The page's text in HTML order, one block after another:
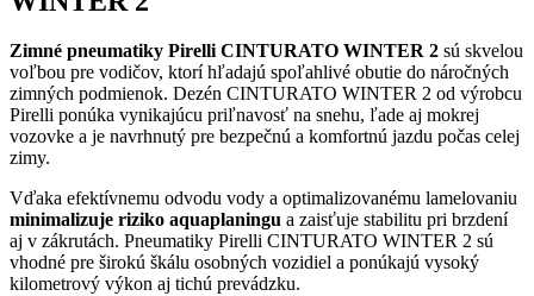
Zimné pneumatiky Pirelli CINTURATO WINTER 2 sú skvelou
voľbou pre vodičov, ktorí hľadajú spoľahlivé obutie do náročných
zimných podmienok. Dezén CINTURATO WINTER 2 od výrobcu
Pirelli ponúka vynikajúcu priľnavosť na snehu, ľade aj mokrej
vozovke a je navrhnutý pre bezpečnú a komfortnú jazdu počas celej
zimy.
Vďaka efektívnemu odvodu vody a optimalizovanému lamelovaniu
minimalizuje riziko aquaplaningu a zaisťuje stabilitu pri brzdení
aj v zákrutách. Pneumatiky Pirelli CINTURATO WINTER 2 sú
vhodné pre širokú škálu osobných vozidiel a ponúkajú vysoký
kilometrový výkon aj tichú prevádzku.